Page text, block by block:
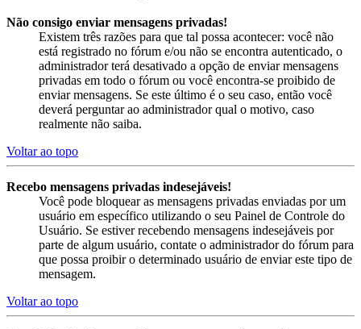
Não consigo enviar mensagens privadas!
Existem três razões para que tal possa acontecer: você não
está registrado no fórum e/ou não se encontra autenticado, o
administrador terá desativado a opção de enviar mensagens
privadas em todo o fórum ou você encontra-se proibido de
enviar mensagens. Se este último é o seu caso, então você
deverá perguntar ao administrador qual o motivo, caso
realmente não saiba.
Voltar ao topo
Recebo mensagens privadas indesejáveis!
Você pode bloquear as mensagens privadas enviadas por um
usuário em específico utilizando o seu Painel de Controle do
Usuário. Se estiver recebendo mensagens indesejáveis por
parte de algum usuário, contate o administrador do fórum para
que possa proibir o determinado usuário de enviar este tipo de
mensagem.
Voltar ao topo